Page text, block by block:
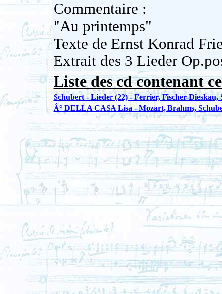
Commentaire :
"Au printemps"
Texte de Ernst Konrad
Extrait des 3 Lieder
Liste des cd contenant
Schubert - Lieder (22) - Ferrier, Fischer-
Â° DELLA CASA Lisa - Mozart, Brahms,